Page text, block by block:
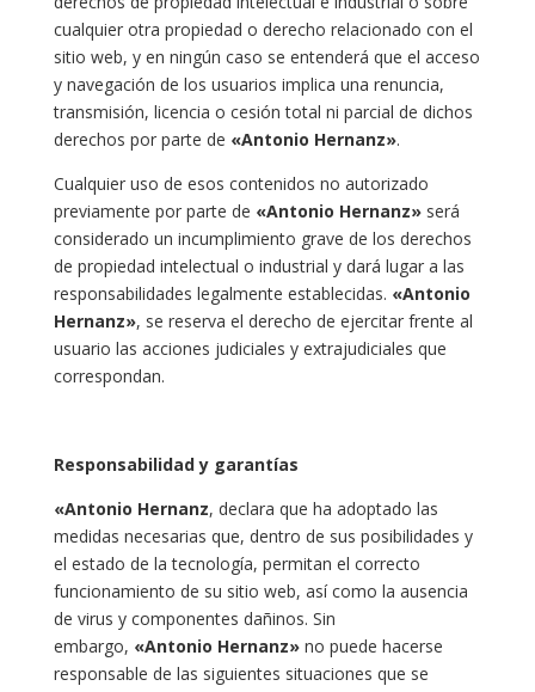
cualquier otra propiedad o derecho relacionado con el
sitio web, y en ningún caso se entenderá que el acceso
y navegación de los usuarios implica una renuncia,
transmisión, licencia o cesión total ni parcial de dichos
derechos por parte de «Antonio Hernanz».
Cualquier uso de esos contenidos no autorizado
previamente por parte de «Antonio Hernanz» será
considerado un incumplimiento grave de los derechos
de propiedad intelectual o industrial y dará lugar a las
responsabilidades legalmente establecidas. «Antonio
Hernanz», se reserva el derecho de ejercitar frente al
usuario las acciones judiciales y extrajudiciales que
correspondan.
Responsabilidad y garantías
«Antonio Hernanz, declara que ha adoptado las
medidas necesarias que, dentro de sus posibilidades y
el estado de la tecnología, permitan el correcto
funcionamiento de su sitio web, así como la ausencia
de virus y componentes dañinos. Sin
embargo, «Antonio Hernanz»no puede hacerse
responsable de las siguientes situaciones que se